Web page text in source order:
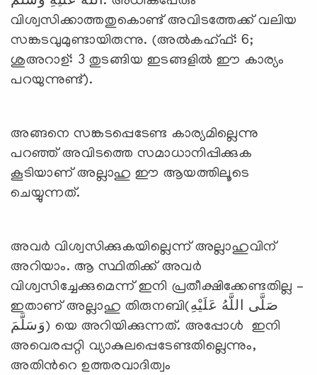
വിശ്വസിക്കാത്തതുകൊണ്ട് അവിടത്തേക്ക് വലിയ
സങ്കടവുമുണ്ടായിരുന്നു. (അല്‍കഹ്ഫ്: 6;
ശുഅറാഉ്: 3 തുടങ്ങിയ ഇടങ്ങളില്‍ ഈ കാര്യം
പറയുന്നുണ്ട്).
അങ്ങനെ സങ്കടപ്പെടേണ്ട കാര്യമില്ലെന്നു
പറഞ്ഞ് അവിടത്തെ സമാധാനിപ്പിക്കുക
കൂടിയാണ് അല്ലാഹു ഈ ആയത്തിലൂടെ
ചെയ്യുന്നത്.
അവര്‍ വിശ്വസിക്കുകയില്ലെന്ന് അല്ലാഹുവിന്
അറിയാം. ആ സ്ഥിതിക്ക് അവര്‍
വിശ്വസിച്ചേക്കുമെന്ന് ഇനി പ്രതീക്ഷിക്കേണ്ടതില്ല –
ഇതാണ് അല്ലാഹു തിരുനബി(صَلَّى اللَّهُ عَلَيْهِ
وَسَلَّمَ) യെ അറിയിക്കുന്നത്. അപ്പോള്‍ ഇനി
അവെരപ്പറ്റി വ്യാകുലപ്പെടേണ്ടതില്ലെന്നും,
അതിന്‍റെ ഉത്തരവാദിത്വം